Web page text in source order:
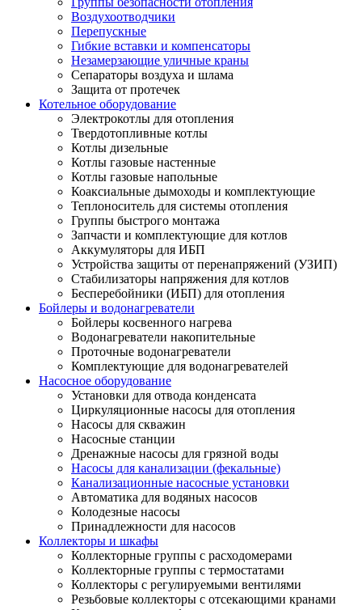
Воздухоотводчики
Перепускные
Гибкие вставки и компенсаторы
Незамерзающие уличные краны
Сепараторы воздуха и шлама
Защита от протечек
Котельное оборудование
Электрокотлы для отопления
Твердотопливные котлы
Котлы дизельные
Котлы газовые настенные
Котлы газовые напольные
Коаксиальные дымоходы и комплектующие
Теплоноситель для системы отопления
Группы быстрого монтажа
Запчасти и комплектующие для котлов
Аккумуляторы для ИБП
Устройства защиты от перенапряжений (УЗИП)
Стабилизаторы напряжения для котлов
Бесперебойники (ИБП) для отопления
Бойлеры и водонагреватели
Бойлеры косвенного нагрева
Водонагреватели накопительные
Проточные водонагреватели
Комплектующие для водонагревателей
Насосное оборудование
Установки для отвода конденсата
Циркуляционные насосы для отопления
Насосы для скважин
Насосные станции
Дренажные насосы для грязной воды
Насосы для канализации (фекальные)
Канализационные насосные установки
Автоматика для водяных насосов
Колодезные насосы
Принадлежности для насосов
Коллекторы и шкафы
Коллекторные группы с расходомерами
Коллекторные группы с термостатами
Коллекторы с регулируемыми вентилями
Резьбовые коллекторы с отсекающими кранами